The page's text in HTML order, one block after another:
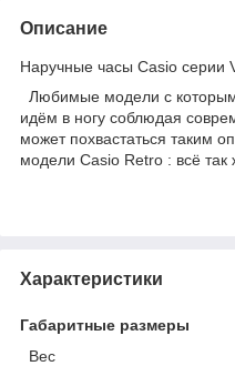
Описание
Наручные часы Casio серии
Любимые модели с
идём в ногу соблюдая
может похвастаться таким
модели Casio Retro : всё так
Характеристики
Габаритные размеры
Вес